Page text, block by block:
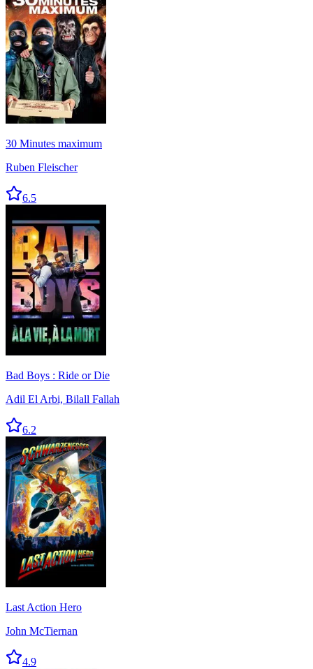
30 Minutes maximum
Ruben Fleischer
6.5
Bad Boys : Ride or Die
Adil El Arbi, Bilall Fallah
6.2
Last Action Hero
John McTiernan
4.9